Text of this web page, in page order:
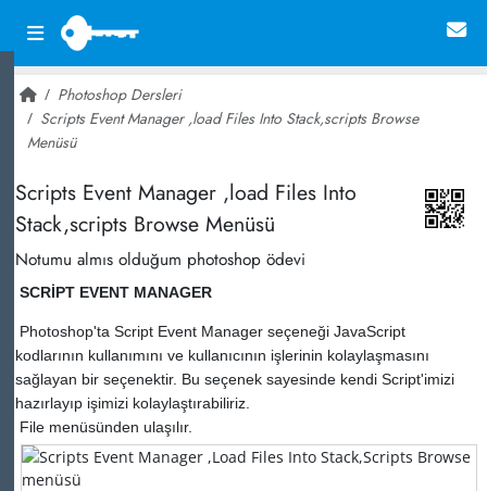
Photoshop Dersleri
Scripts Event Manager ,load Files Into Stack,scripts Browse
Menüsü
Scripts Event Manager ,load Files Into
Stack,scripts Browse Menüsü
Notumu almıs olduğum photoshop ödevi
SCRİPT EVENT MANAGER
Photoshop'ta Script Event Manager seçeneği JavaScript
kodlarının kullanımını ve kullanıcının işlerinin kolaylaşmasını
sağlayan bir seçenektir. Bu seçenek sayesinde kendi Script'imizi
hazırlayıp işimizi kolaylaştırabiliriz.
File menüsünden ulaşılır.